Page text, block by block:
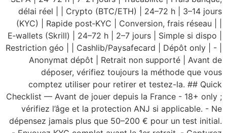
délai réel | | Crypto (BTC/ETH) | 24–72 h | 3–14 jours
(KYC) | Rapide post‑KYC | Conversion, frais réseau | |
E‑wallets (Skrill) | 24–72 h | 2–7 jours | Simple si dispo |
Restriction géo | | Cashlib/Paysafecard | Dépôt only | - |
Anonymat dépôt | Retrait non supporté | Avant de
déposer, vérifiez toujours la méthode que vous
comptez utiliser pour retirer et testez-la. ## Quick
Checklist — Avant de jouer depuis la France - 18+ only ;
vérifiez l’âge et la protection ANJ si applicable. - Ne
dépensez jamais plus que 50–200 € pour un test initial.